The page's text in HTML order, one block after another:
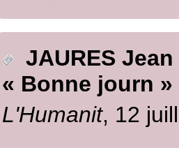
JAURES Jean
« Bonne journ »
L'Humanit, 12